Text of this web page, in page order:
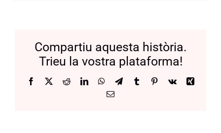
Manifest
Compartiu aquesta història.
Trieu la vostra plataforma!
Facebook
X RedditLinkedInWhatsApp
TelegramTumblrPinterest
Vk
Xing
Email: